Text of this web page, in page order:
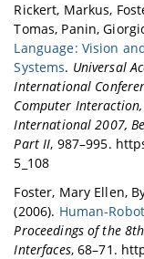
Rickert, Markus,
Tomas, Panin,
Language: Vision
Systems. Universal
International
Computer
International 2007,
Part II, 987–995.
5_108
Foster, Mary Ellen,
(2006). Human-
Proceedings of the
Interfaces, 68–71.